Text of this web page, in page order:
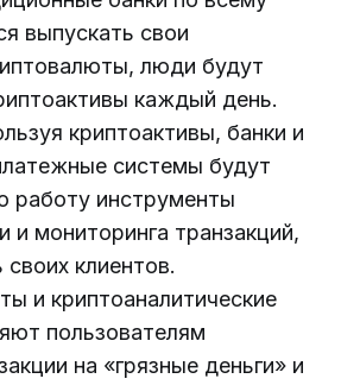
выпускать свои
люди будут
каждый день.
криптоактивы, банки и
системы будут
работу инструменты
и мониторинга транзакций,
клиентов.
и криптоаналитические
пользователям
на «грязные деньги» и